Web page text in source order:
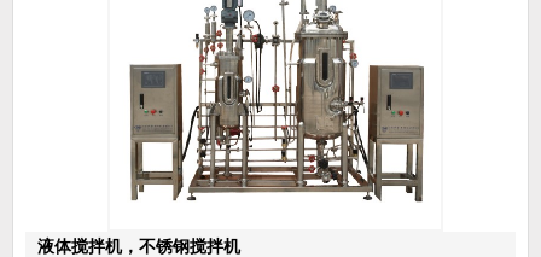
液体搅拌机，不锈钢搅拌机